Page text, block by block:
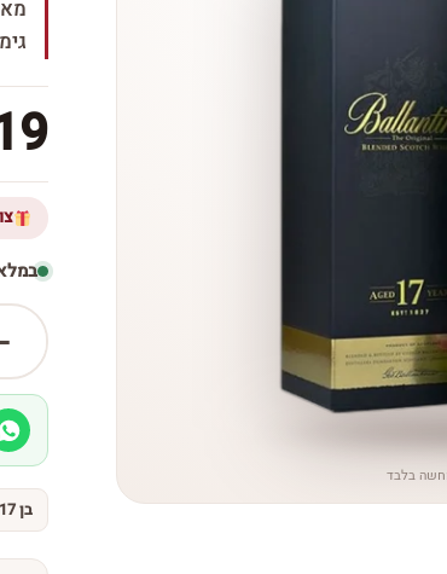
בלבד
צוברים
במלאי
בן 17